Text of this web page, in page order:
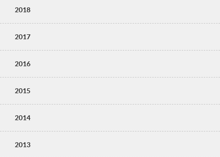
2018
2017
2016
2015
2014
2013